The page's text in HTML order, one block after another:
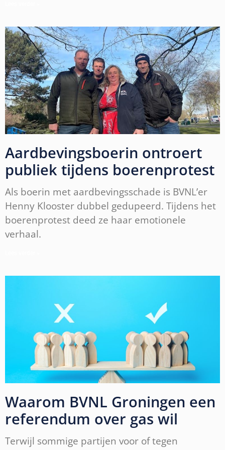
Aardbevingsboerin ontroert
publiek tijdens boerenprotest
Als boerin met aardbevingsschade is BVNL’er
Henny Klooster dubbel gedupeerd. Tijdens het
boerenprotest deed ze haar emotionele
verhaal.
Waarom BVNL Groningen een
referendum over gas wil
Terwijl sommige partijen voor of tegen